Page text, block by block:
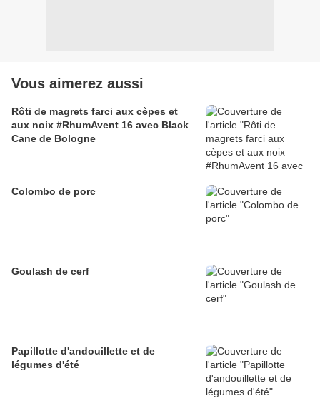
Vous aimerez aussi
Rôti de magrets farci aux cèpes et
aux noix #RhumAvent 16 avec Black
Cane de Bologne
Colombo de porc
Goulash de cerf
Papillotte d'andouillette et de
légumes d'été